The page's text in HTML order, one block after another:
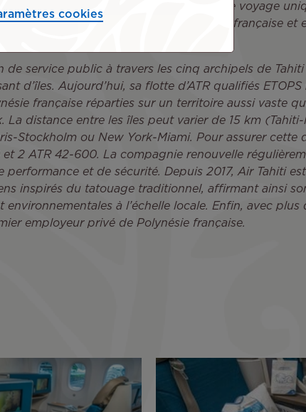
Air Tahiti vous offre une expérience de voyage
essentiel, entre les îles de Polynésie française et
service public à travers les cinq archipels de Tahiti
d’îles. Aujourd’hui, sa flotte d’ATR qualifiés
française réparties sur un territoire aussi vaste
distance entre les îles peut varier de 15 km
Stockholm ou New York-Miami. Pour assurer cette
2 ATR 42-600. La compagnie renouvelle
et de sécurité. Depuis 2017, Air Tahiti
inspirés du tatouage traditionnel, affirmant ainsi
à l’échelle locale. Enfin, avec plus
employeur privé de Polynésie française.
cookies